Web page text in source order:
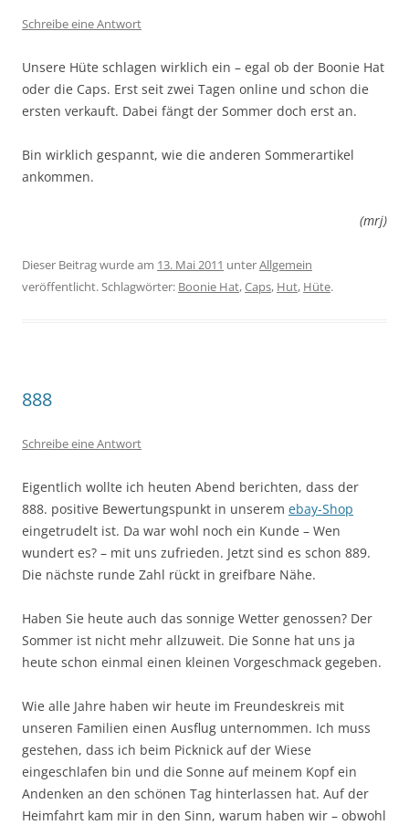
Schreibe eine Antwort
Unsere Hüte schlagen wirklich ein – egal ob der Boonie Hat
oder die Caps. Erst seit zwei Tagen online und schon die
ersten verkauft. Dabei fängt der Sommer doch erst an.
Bin wirklich gespannt, wie die anderen Sommerartikel
ankommen.
(mrj)
Dieser Beitrag wurde am 13. Mai 2011 unterAllgemein
veröffentlicht. Schlagwörter: Boonie Hat,Caps, Hut, Hüte.
888
Schreibe eine Antwort
Eigentlich wollte ich heuten Abend berichten, dass der
888. positive Bewertungspunkt in unserem ebay-Shop
eingetrudelt ist. Da war wohl noch ein Kunde – Wen
wundert es? – mit uns zufrieden. Jetzt sind es schon 889.
Die nächste runde Zahl rückt in greifbare Nähe.
Haben Sie heute auch das sonnige Wetter genossen? Der
Sommer ist nicht mehr allzuweit. Die Sonne hat uns ja
heute schon einmal einen kleinen Vorgeschmack gegeben.
Wie alle Jahre haben wir heute im Freundeskreis mit
unseren Familien einen Ausflug unternommen. Ich muss
gestehen, dass ich beim Picknick auf der Wiese
eingeschlafen bin und die Sonne auf meinem Kopf ein
Andenken an den schönen Tag hinterlassen hat. Auf der
Heimfahrt kam mir in den Sinn, warum haben wir – obwohl